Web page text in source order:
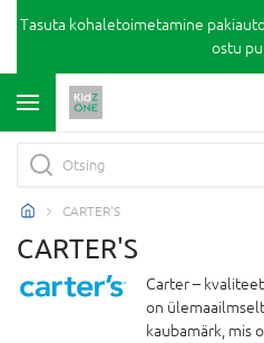
Tasuta kohaletoimetamine
ostu
CARTER'S
CARTER'S
Carter –
on
kaubamärk, mis